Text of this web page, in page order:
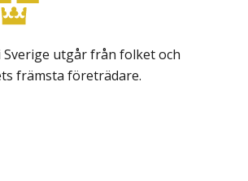
utgår från folket och
främsta företrädare.